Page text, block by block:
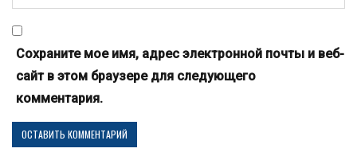
Сохраните мое имя, адрес электронной почты и веб-
сайт в этом браузере для следующего
комментария.